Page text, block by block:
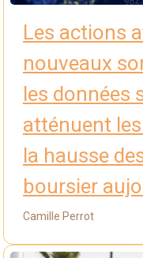
Les actions
nouveaux
les données
atténuent
la hausse
boursier
Camille Perrot